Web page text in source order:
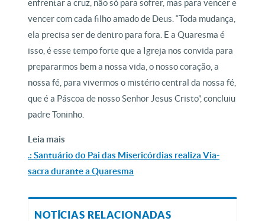
enfrentar a cruz, não só para sofrer, mas para vencer e
vencer com cada filho amado de Deus. “Toda mudança,
ela precisa ser de dentro para fora. E a Quaresma é
isso, é esse tempo forte que a Igreja nos convida para
prepararmos bem a nossa vida, o nosso coração, a
nossa fé, para vivermos o mistério central da nossa fé,
que é a Páscoa de nosso Senhor Jesus Cristo”, concluiu
padre Toninho.
Leia mais
.: Santuário do Pai das Misericórdias realiza Via-
sacra durante a Quaresma
NOTÍCIAS RELACIONADAS